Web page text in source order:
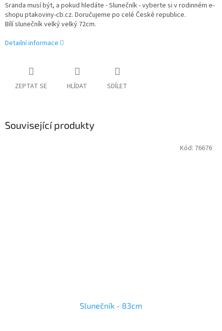
Sranda musí být, a pokud hledáte - Slunečník - vyberte si v rodinném e-
shopu ptakoviny-cb.cz. Doručujeme po celé České republice.
Bílí slunečník velký velký 72cm.
Detailní informace
ZEPTAT SE HLÍDAT SDÍLET
Související produkty
Slunečník - 83cm
Kód: 76676